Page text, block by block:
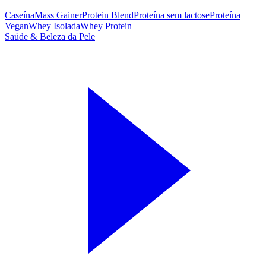
CaseínaMass GainerProtein BlendProteína sem lactoseProteína
VeganWhey IsoladaWhey Protein
Saúde & Beleza da Pele